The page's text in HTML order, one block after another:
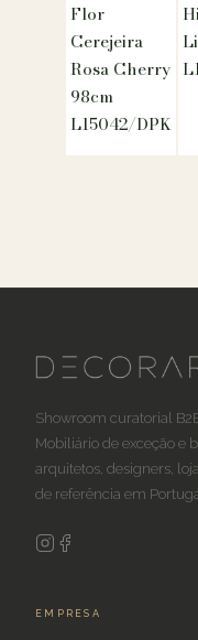
Flor
Cerejeira
Rosa Cherry
98cm
L15042/DPK
Showroom curatorial
Mobiliário de exceção e
arquitetos, designers,
de referência em
EMPRESA